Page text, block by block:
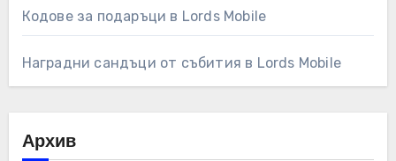
Кодове за подаръци в Lords Mobile
Наградни сандъци от събития в Lords Mobile
Архив